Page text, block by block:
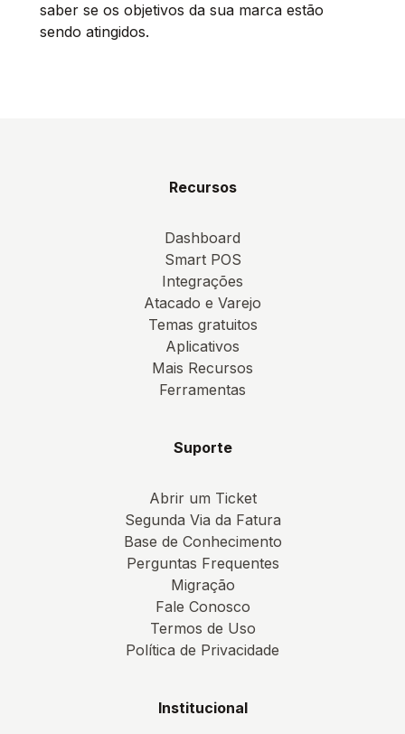
saber se os objetivos da sua marca estão
sendo atingidos.
Recursos
Dashboard
Smart POS
Integrações
Atacado e Varejo
Temas gratuitos
Aplicativos
Mais Recursos
Ferramentas
Suporte
Abrir um Ticket
Segunda Via da Fatura
Base de Conhecimento
Perguntas Frequentes
Migração
Fale Conosco
Termos de Uso
Política de Privacidade
Institucional